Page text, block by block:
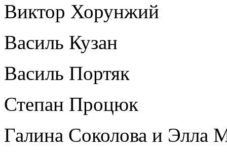
Виктор Хорунжий
Василь Кузан
Василь Портяк
Степан Процюк
Галина Соколова и Элла